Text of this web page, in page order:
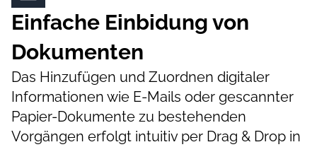
Einfache Einbidung von
Dokumenten
Das Hinzufügen und Zuordnen digitaler
Informationen wie E-Mails oder gescannter
Papier-Dokumente zu bestehenden
Vorgängen erfolgt intuitiv per Drag & Drop in